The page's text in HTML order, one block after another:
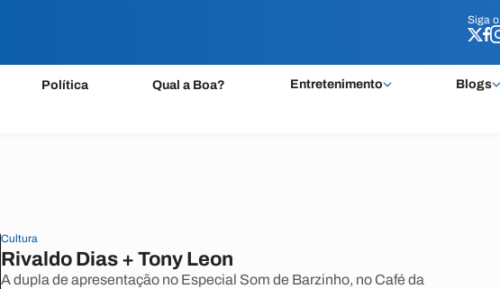
Siga o
Política Qual a Boa? Entretenimento Blogs
Siga o
Cultura
Rivaldo Dias + Tony Leon
A dupla de apresentação no Especial Som de Barzinho, no Café da